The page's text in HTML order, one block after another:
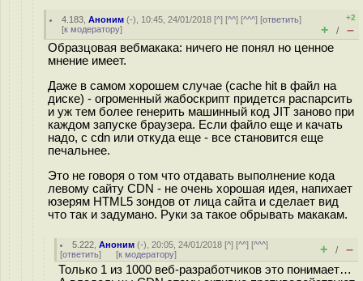
4.183 ,Аноним (-), 10:45, 24/01/2018 [^] [^^] [^^^] [ответить]
[к модератору]
+2
+ / –
Образцовая вебмакака: ничего не понял но ценное
мнение имеет.
Даже в самом хорошем случае (cache hit в файл на
диске) - огроменный жабоскрипт придется распарсить
и уж тем более генерить машинный код JIT заново при
каждом запуске браузера. Если файло еще и качать
надо, с cdn или откуда еще - все становится еще
печальнее.
Это не говоря о том что отдавать выполнение кода
левому сайту CDN - не очень хорошая идея, напихает
юзерям HTML5 зондов от лица сайта и сделает вид
что так и задумано. Руки за такое обрывать макакам.
5.222 ,Аноним (-), 20:05, 24/01/2018 [^] [^^] [^^^]
[ответить] [к модератору] + / –
Только 1 из 1000 веб-разработчиков это понимает…